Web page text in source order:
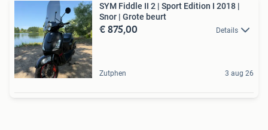
SYM Fiddle II 2 | Sport Edition I 2018 |
Snor | Grote beurt
€ 875,00 Details
Zutphen 3 aug 26